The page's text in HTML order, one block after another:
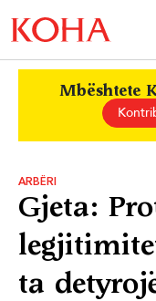
Mbështete
ARBËRI
Gjeta:
ta